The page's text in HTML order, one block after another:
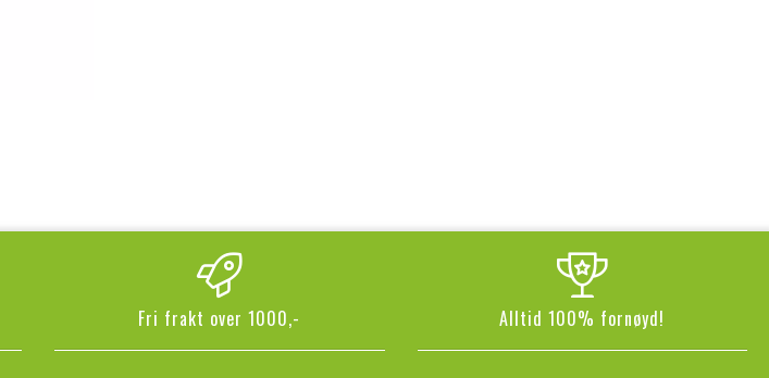
Fri frakt over 1000,- Alltid 100% fornøyd!